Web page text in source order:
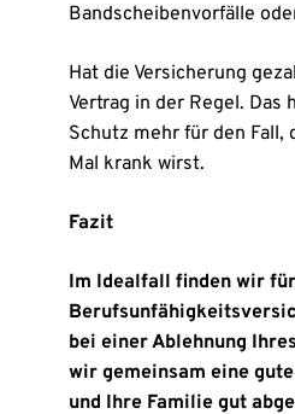
Bandscheibenvorfälle
Hat die Versicherung
Vertrag in der Regel. Das
Schutz mehr für den Fall,
Mal krank wirst.
Fazit
Im Idealfall finden wir
bei einer Ablehnung
wir gemeinsam eine
und Ihre Familie gut